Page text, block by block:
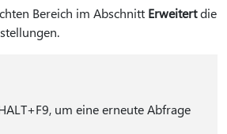
Bereich im Abschnitt Erweitertdie
um eine erneute Abfrage